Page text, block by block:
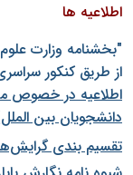
اطلاعیه ها
"بخشنامه وزارت
از طريق كنكور
اطلاعیه در خصوص
دانشجویان بین
تقسیم بندی